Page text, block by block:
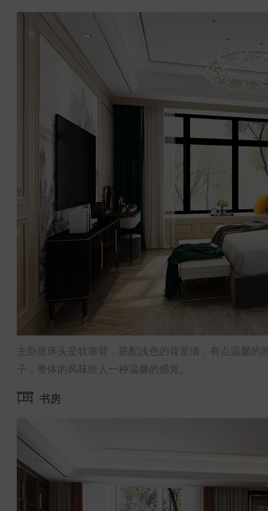
主卧里床头是软靠背，搭配浅色的背景墙，有点温馨
子，整体的风味给人一种温馨的感觉。
书房